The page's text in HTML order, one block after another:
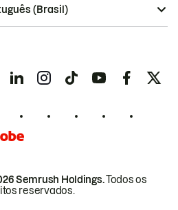
Semrush Holdings.Todos os
reservados.
(Brasil)